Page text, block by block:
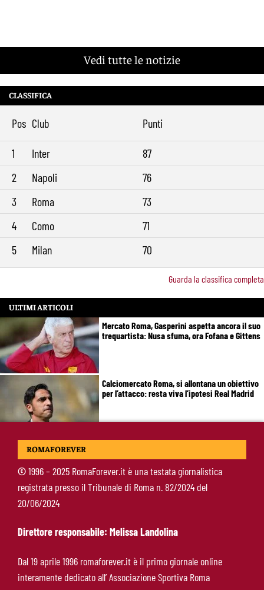
Vedi tutte le notizie
CLASSIFICA
Pos Club Punti
1 Inter
87
2
Napoli
76
3
Roma
73
4
Como
71
5
Milan 70
Guarda la classifica completa
ULTIMI ARTICOLI
Mercato Roma, Gasperini aspetta ancora il suo
trequartista: Nusa sfuma, ora Fofana e Gittens
Calciomercato Roma, si allontana un obiettivo
per l’attacco: resta viva l’ipotesi Real Madrid
Roma, Cristante fissa gli obiettivi:
per la crescita del club”
Svilar-Roma, promessa sul futuro: “Qui sto
bene, voglio restare”
ROMAFOREVER
©1996 – 2025 RomaForever.it è una testata giornalistica
registrata presso il Tribunale di Roma n. 82/2024 del
20/06/2024
Direttore responsabile: Melissa Landolina
Dal 19 aprile 1996 romaforever.it è il primo giornale online
interamente dedicato all’ Associazione Sportiva Roma